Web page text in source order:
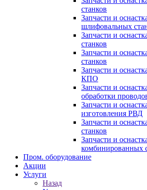
станков
Запчасти и
шлифовальных
Запчасти и
станков
Запчасти и
станков
Запчасти и
КПО
Запчасти и
обработки
Запчасти и
изготовления РВД
Запчасти и
станков
Запчасти и
комбинированных
Пром. оборудование
Акции
Услуги
Назад